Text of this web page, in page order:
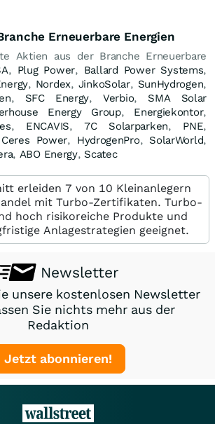
Erneuerbare Energien
Aktien aus der Branche Erneuerbare
, Plug Power, Ballard Power Systems,
, Nordex, JinkoSolar, SunHydrogen,
, SFC Energy,Verbio, SMA Solar
Energy Group, Energiekontor,
, ENCAVIS,7C Solarparken, PNE,
Ceres Power, HydrogenPro, SolarWorld,
, ABO Energy, Scatec
erleiden 7 von 10 Kleinanlegern
mit Turbo-Zertifikaten. Turbo-
hoch risikoreiche Produkte und
Anlagestrategien geeignet.
Newsletter
unsere kostenlosen Newsletter
Sie nichts mehr aus der
Redaktion
Jetzt abonnieren!